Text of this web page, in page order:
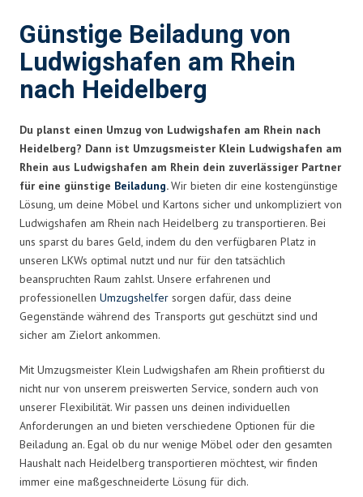
Günstige Beiladung von
Ludwigshafen am Rhein
nach Heidelberg
Du planst einen Umzug von Ludwigshafen am Rhein nach
Heidelberg? Dann ist Umzugsmeister Klein Ludwigshafen am
Rhein aus Ludwigshafen am Rhein dein zuverlässiger Partner
für eine günstige Beiladung.Wir bieten dir eine kostengünstige
Lösung, um deine Möbel und Kartons sicher und unkompliziert von
Ludwigshafen am Rhein nach Heidelberg zu transportieren. Bei
uns sparst du bares Geld, indem du den verfügbaren Platz in
unseren LKWs optimal nutzt und nur für den tatsächlich
beanspruchten Raum zahlst. Unsere erfahrenen und
professionellen Umzugshelfer sorgen dafür, dass deine
Gegenstände während des Transports gut geschützt sind und
sicher am Zielort ankommen.
Mit Umzugsmeister Klein Ludwigshafen am Rhein profitierst du
nicht nur von unserem preiswerten Service, sondern auch von
unserer Flexibilität. Wir passen uns deinen individuellen
Anforderungen an und bieten verschiedene Optionen für die
Beiladung an. Egal ob du nur wenige Möbel oder den gesamten
Haushalt nach Heidelberg transportieren möchtest, wir finden
immer eine maßgeschneiderte Lösung für dich.